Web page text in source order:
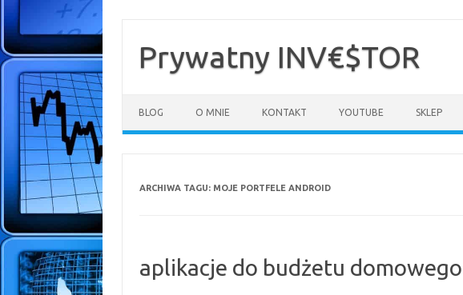
treściPrywatny INV€$TOR
BLOG O MNIE KONTAKT YOUTUBE SKLEP
ARCHIWA TAGU: MOJE PORTFELE ANDROID
aplikacje do budżetu